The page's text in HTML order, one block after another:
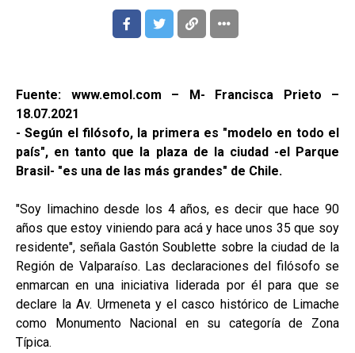
Fuente: www.emol.com – M- Francisca Prieto –
18.07.2021
- Según el filósofo, la primera es "modelo en todo el
país", en tanto que la plaza de la ciudad -el Parque
Brasil- "es una de las más grandes" de Chile.
"Soy limachino desde los 4 años, es decir que hace 90
años que estoy viniendo para acá y hace unos 35 que soy
residente", señala Gastón Soublette sobre la ciudad de la
Región de Valparaíso. Las declaraciones del filósofo se
enmarcan en una iniciativa liderada por él para que se
declare la Av. Urmeneta y el casco histórico de Limache
como Monumento Nacional en su categoría de Zona
Típica.